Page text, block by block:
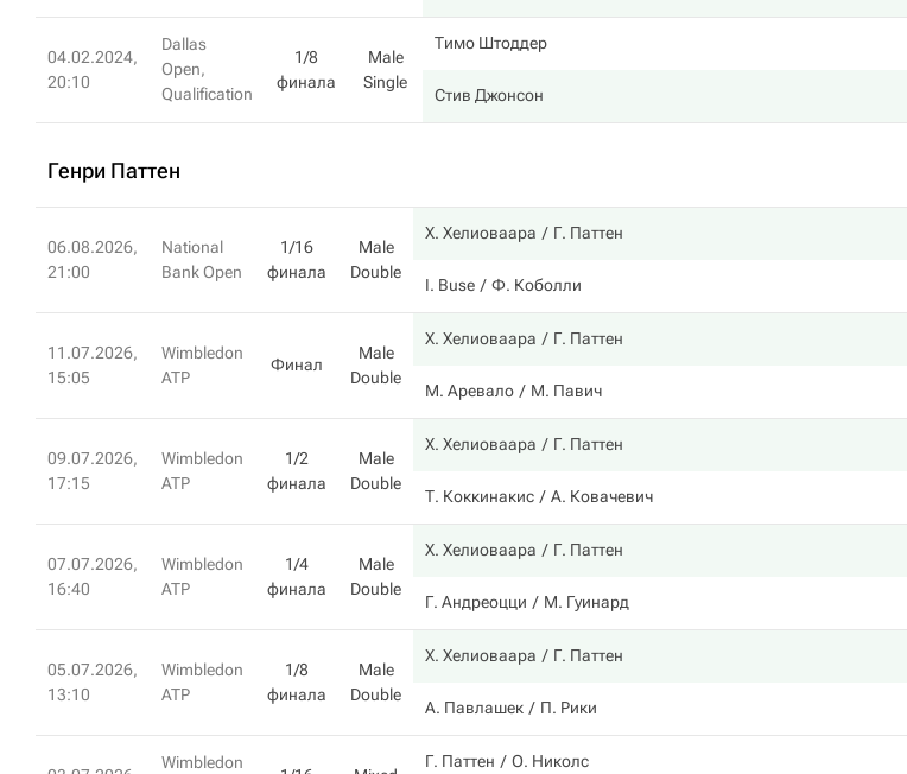
04.02.2024,
20:10
Dallas
Open,
Qualification
1/8
финала
Male
Single
Тимо Штоддер
Стив Джонсон
Генри Паттен
06.08.2026,
21:00
National
Bank Open
1/16
финала
Male
Double
Х. Хелиоваара Г. Паттен
I. Buse Ф. Коболли
11.07.2026,
15:05
Wimbledon
ATP
Финал
Male
Double
Х. Хелиоваара Г. Паттен
М. Аревало М. Павич
09.07.2026,
17:15
Wimbledon
ATP
1/2
финала
Male
Double
Х. Хелиоваара Г. Паттен
Т. Коккинакис А. Ковачевич
07.07.2026,
16:40
Wimbledon
ATP
1/4
финала
Male
Double
Х. Хелиоваара Г. Паттен
Г. Андреоцци М. Гуинард
05.07.2026,
13:10
Wimbledon
ATP
1/8
финала
Male
Double
Х. Хелиоваара Г. Паттен
А. Павлашек П. Рики
Wimbledon Г. Паттен О. Николс